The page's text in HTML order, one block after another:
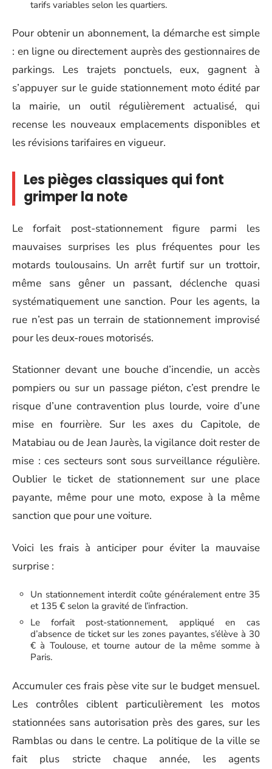
tarifs variables selon les quartiers.
Pour obtenir un abonnement, la démarche est simple
: en ligne ou directement auprès des gestionnaires de
parkings. Les trajets ponctuels, eux, gagnent à
s’appuyer sur le guide stationnement moto édité par
la mairie, un outil régulièrement actualisé, qui
recense les nouveaux emplacements disponibles et
les révisions tarifaires en vigueur.
Les pièges classiques qui font
grimper la note
Le forfait post-stationnement figure parmi les
mauvaises surprises les plus fréquentes pour les
motards toulousains. Un arrêt furtif sur un trottoir,
même sans gêner un passant, déclenche quasi
systématiquement une sanction. Pour les agents, la
rue n’est pas un terrain de stationnement improvisé
pour les deux-roues motorisés.
Stationner devant une bouche d’incendie, un accès
pompiers ou sur un passage piéton, c’est prendre le
risque d’une contravention plus lourde, voire d’une
mise en fourrière. Sur les axes du Capitole, de
Matabiau ou de Jean Jaurès, la vigilance doit rester de
mise : ces secteurs sont sous surveillance régulière.
Oublier le ticket de stationnement sur une place
payante, même pour une moto, expose à la même
sanction que pour une voiture.
Voici les frais à anticiper pour éviter la mauvaise
surprise :
Un stationnement interdit coûte généralement entre 35
et 135 € selon la gravité de l’infraction.
Le forfait post-stationnement, appliqué en cas
d’absence de ticket sur les zones payantes, s’élève à 30
€ à Toulouse, et tourne autour de la même somme à
Paris.
Accumuler ces frais pèse vite sur le budget mensuel.
Les contrôles ciblent particulièrement les motos
stationnées sans autorisation près des gares, sur les
Ramblas ou dans le centre. La politique de la ville se
fait plus stricte chaque année, les agents